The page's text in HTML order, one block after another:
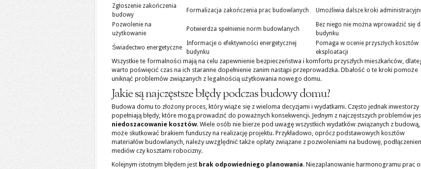
Zgłoszenie zakończenia
budowy
Formalizacja zakończenia prac budowlanych Umożliwia dalsze kroki
Pozwolenie na
użytkowanie
Potwierdza spełnienie norm budowlanych
Bez niego nie można wprowadzić się
budynku
Świadectwo energetyczne
Informacje o efektywności energetycznej
budynku
Pomaga w ocenie przyszłych kosztów
eksploatacji
Wszystkie te formalności mają na celu zapewnienie bezpieczeństwa i komfortu przyszłych mieszkańców,
warto poświęcić czas na ich staranne dopełnienie zanim nastąpi przeprowadzka. Dbałość o te kroki pomoże
uniknąć problemów związanych z legalnością użytkowania nowego domu.
Jakie są najczęstsze błędy podczas budowy domu?
Budowa domu to złożony proces, który wiąże się z wieloma decyzjami i wydatkami. Często jednak inwestorzy
popełniają błędy, które mogą prowadzić do poważnych konsekwencji. Jednym z najczęstszych problemów
niedoszacowanie kosztów. Wiele osób nie bierze pod uwagę wszystkich wydatków związanych z budową,
może skutkować brakiem funduszy na realizację projektu. Przykładowo, oprócz podstawowych kosztów
materiałów budowlanych, należy uwzględnić także opłaty związane z pozwoleniami na budowę,
mediów czy kosztami robocizny.
Kolejnym istotnym błędem jest brak odpowiedniego planowania. Niezaplanowanie harmonogramu prac